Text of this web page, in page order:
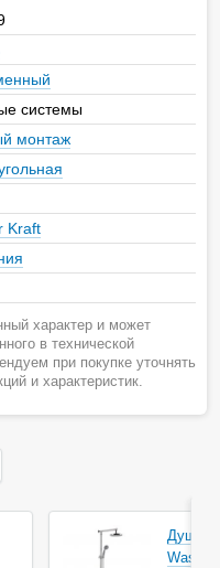
системы
монтаж
Kraft
характер и может
в технической
при покупке уточнять
и характеристик.
Wasser